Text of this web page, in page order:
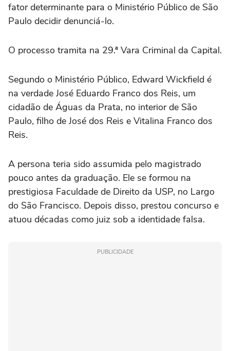
fator determinante para o Ministério Público de São
Paulo decidir denunciá-lo.
O processo tramita na 29.ª Vara Criminal da Capital.
Segundo o Ministério Público, Edward Wickfield é
na verdade José Eduardo Franco dos Reis, um
cidadão de Águas da Prata, no interior de São
Paulo, filho de José dos Reis e Vitalina Franco dos
Reis.
A persona teria sido assumida pelo magistrado
pouco antes da graduação. Ele se formou na
prestigiosa Faculdade de Direito da USP, no Largo
do São Francisco. Depois disso, prestou concurso e
atuou décadas como juiz sob a identidade falsa.
PUBLICIDADE